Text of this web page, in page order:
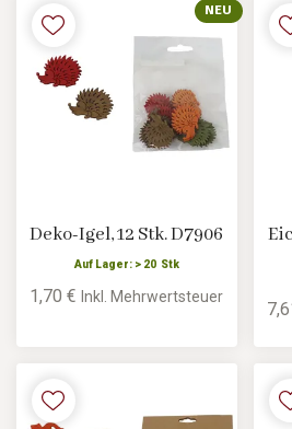
NEU
Deko-Igel, 12 Stk. D7906
Auf Lager: > 20 Stk
1,70 €Inkl. Mehrwertsteuer